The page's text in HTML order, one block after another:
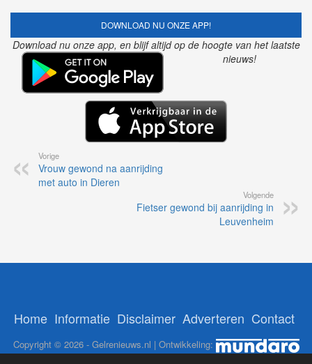
DOWNLOAD NU ONZE APP!
Download nu onze app, en blijf altijd op de hoogte van het laatste
nieuws!
Vorige
Vrouw gewond na aanrijding
met auto in Dieren
Volgende
Fietser gewond bij aanrijding in
Leuvenheim
Home Informatie Disclaimer Adverteren Contact
Copyright © 2026 - Gelrenieuws.nl | Ontwikkeling: